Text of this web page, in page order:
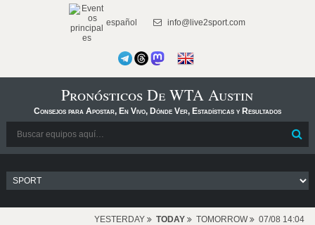
español info@live2sport.com
Pronósticos De WTA Austin
Consejos para Apostar, En Vivo, Dónde Ver, Estadísticas y Resultados
YESTERDAY TODAY TOMORROW 07/08 14:04